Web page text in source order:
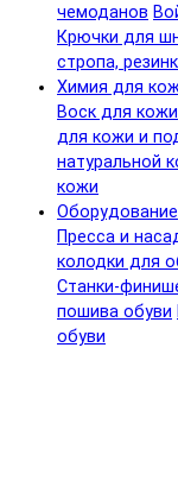
чемоданов
Крючки для
стропа,
Химия для
Воск для кожи
для кожи и
натуральной
кожи
Оборудование
Пресса и
колодки для
Станки-
пошива обуви
обуви